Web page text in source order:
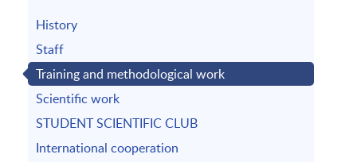
History
Staff
Training and methodological work
Scientific work
STUDENT SCIENTIFIC CLUB
International cooperation